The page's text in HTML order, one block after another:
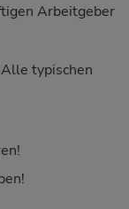
Arbeitgeber
typischen